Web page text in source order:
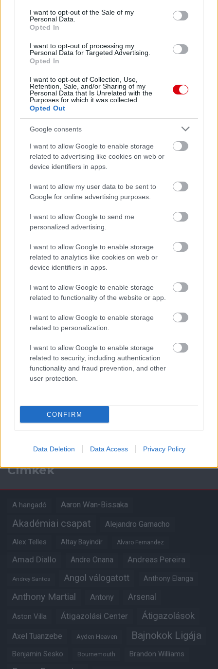
consent section.
I want to opt-out of the Sale of my
Personal Data.
Opted In
I want to opt-out of processing my
Personal Data for Targeted Advertising.
Opted In
I want to opt-out of Collection, Use,
Retention, Sale, and/or Sharing of my
Personal Data that Is Unrelated with the
Purposes for which it was collected.
Opted Out
Google consents
I want to allow Google to enable storage
related to advertising like cookies on web or
device identifiers in apps.
I want to allow my user data to be sent to
Google for online advertising purposes.
I want to allow Google to send me
personalized advertising.
I want to allow Google to enable storage
related to analytics like cookies on web or
device identifiers in apps.
I want to allow Google to enable storage
related to functionality of the website or app.
I want to allow Google to enable storage
related to personalization.
I want to allow Google to enable storage
related to security, including authentication
functionality and fraud prevention, and other
user protection.
CONFIRM
Data Deletion Data Access Privacy Policy
Meccs Center
Paris Saint-Germainvs
Felkészülési szezon 4. mérkőzés
Nya Ullevi, Göteborg
2 nap 1 óra 35 perc 29 másodperc
Leeds UnitedvsManchester United
ELŐZŐ MÉRKŐZÉSEK
Támogatás
Kapcsolódó hírek
Címkék
A hangadó Aaron Wan-Bissaka
Akadémiai csapat Alejandro Garnacho
Alex Telles Altay Bayindir Alvaro Fernandez
Amad Diallo Andre Onana Andreas Pereira
Andrey Santos Angol válogatott Anthony Elanga
Anthony Martial Antony Arsenal
Aston Villa Átigazolási Center Átigazolások
Axel Tuanzebe Ayden Heaven Bajnokok Ligája
Benjamin Sesko Bournemouth Brandon Williams